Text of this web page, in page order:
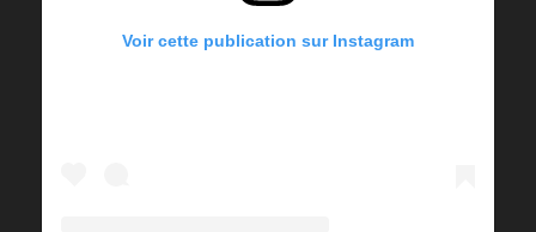
Voir cette publication sur Instagram